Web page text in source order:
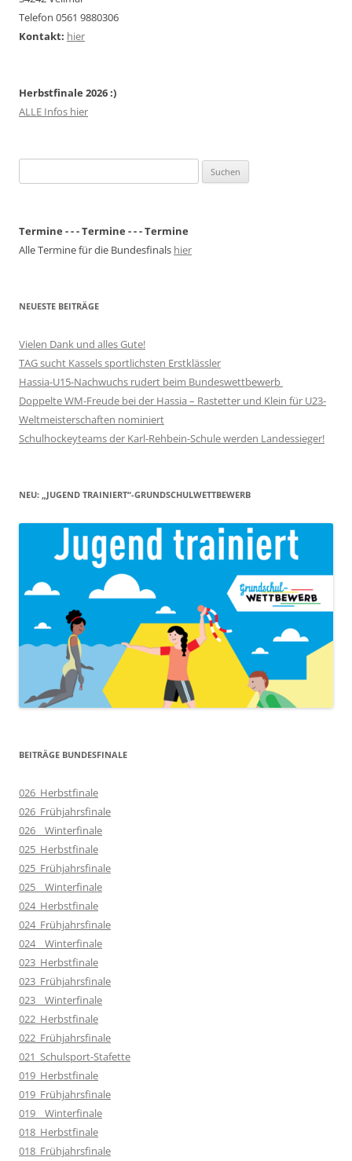
Telefon 0561 9880306
Kontakt: hier
Herbstfinale 2026 :)
ALLE Infos hier
nach:
Termine - - - Termine - - - Termine
Alle Termine für die Bundesfinals hier
NEUESTE BEITRÄGE
Vielen Dank und alles Gute!
TAG sucht Kassels sportlichsten Erstklässler
Hassia-U15-Nachwuchs rudert beim Bundeswettbewerb
Doppelte WM-Freude bei der Hassia – Rastetter und Klein für U23-
Weltmeisterschaften nominiert
Schulhockeyteams der Karl-Rehbein-Schule werden Landessieger!
NEU: „JUGEND TRAINIERT“-GRUNDSCHULWETTBEWERB
BEITRÄGE BUNDESFINALE
026_Herbstfinale
026_Frühjahrsfinale
026__Winterfinale
025_Herbstfinale
025_Frühjahrsfinale
025__Winterfinale
024_Herbstfinale
024_Frühjahrsfinale
024__Winterfinale
023_Herbstfinale
023_Frühjahrsfinale
023__Winterfinale
022_Herbstfinale
022_Frühjahrsfinale
021_Schulsport-Stafette
019_Herbstfinale
019_Frühjahrsfinale
019__Winterfinale
018_Herbstfinale
018_Frühjahrsfinale